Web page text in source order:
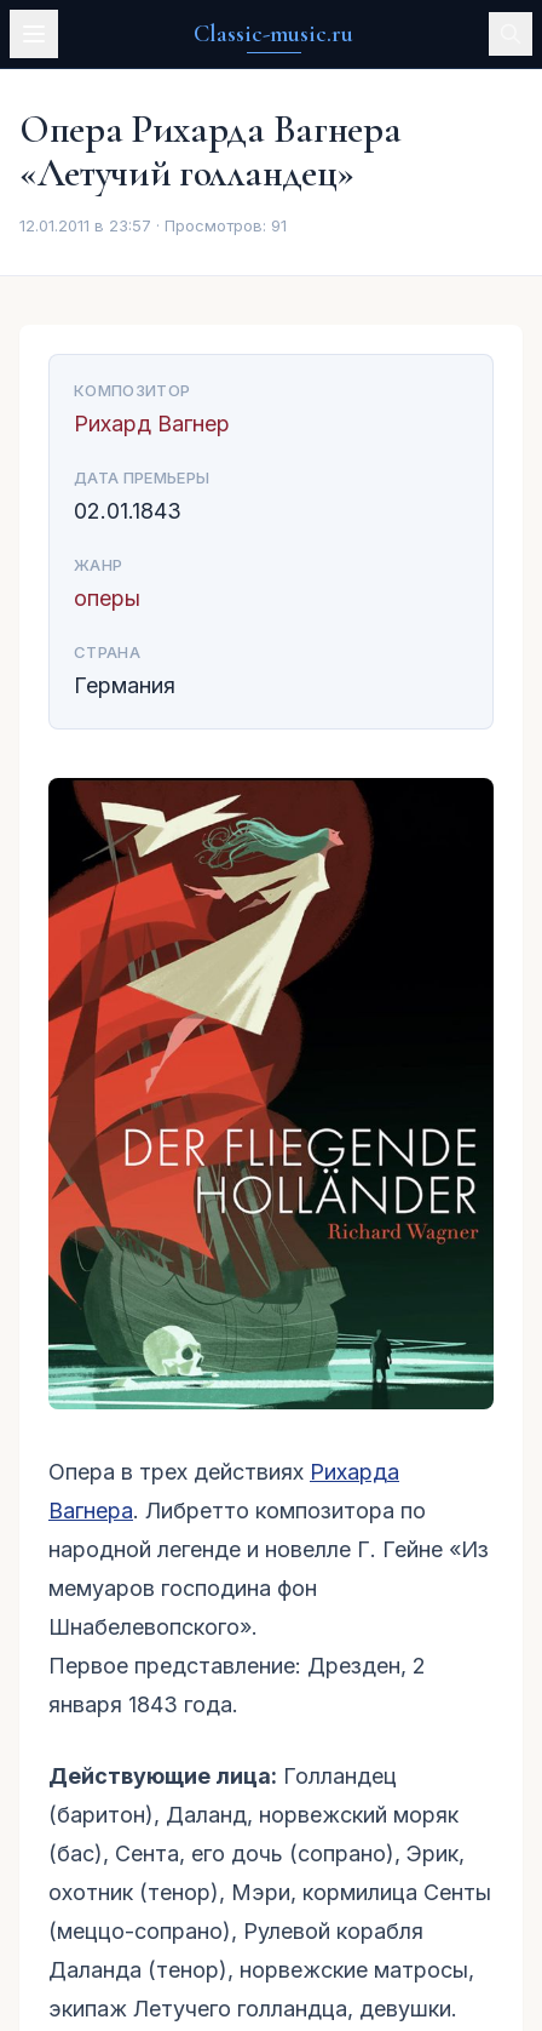
Classic-music.ru
Опера Рихарда Вагнера
«Летучий голландец»
12.01.2011 в 23:57 · Просмотров: 91
КОМПОЗИТОР
Рихард Вагнер
ДАТА ПРЕМЬЕРЫ
02.01.1843
ЖАНР
оперы
СТРАНА
Германия
Опера в трех действиях Рихарда
Вагнера. Либретто композитора по
народной легенде и новелле Г. Гейне «Из
мемуаров господина фон
Шнабелевопского».
Первое представление: Дрезден, 2
января 1843 года.
Действующие лица: Голландец
(баритон), Даланд, норвежский моряк
(бас), Сента, его дочь (сопрано), Эрик,
охотник (тенор), Мэри, кормилица Сенты
(меццо-сопрано), Рулевой корабля
Даланда (тенор), норвежские матросы,
экипаж Летучего голландца, девушки.